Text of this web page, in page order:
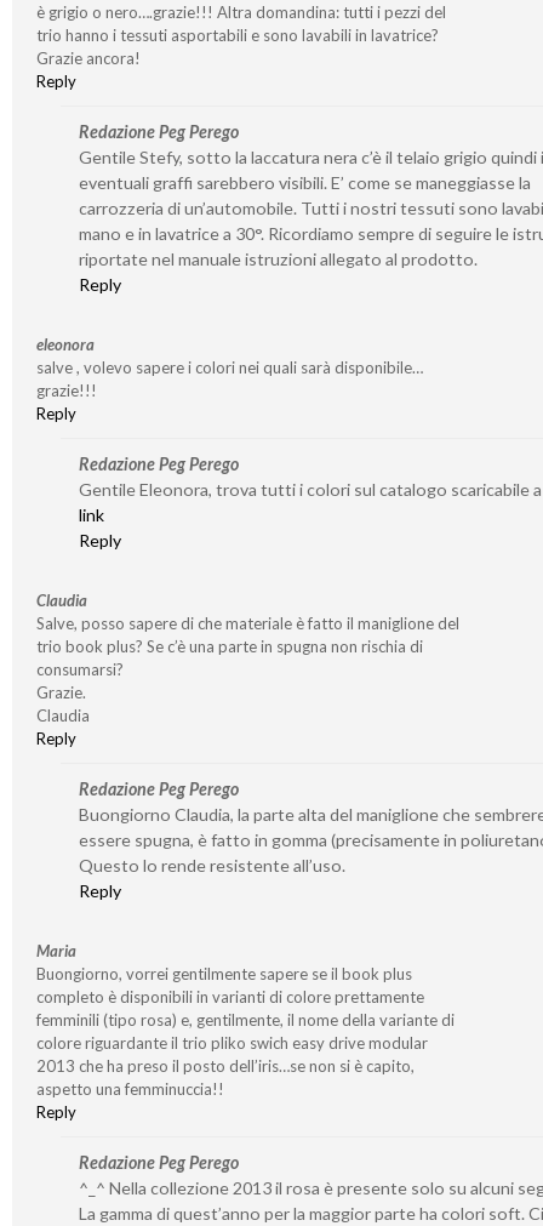
è grigio o nero….grazie!!! Altra domandina: tutti i pezzi del
trio hanno i tessuti asportabili e sono lavabili in lavatrice?
Grazie ancora!
Reply
Redazione Peg Perego
Gentile Stefy, sotto la laccatura nera c’è il telaio grigio
eventuali graffi sarebbero visibili. E’ come se maneggiasse la
carrozzeria di un’automobile. Tutti i nostri tessuti sono
mano e in lavatrice a 30°. Ricordiamo sempre di seguire le
riportate nel manuale istruzioni allegato al prodotto.
Reply
eleonora
salve , volevo sapere i colori nei quali sarà disponibile…
grazie!!!
Reply
Redazione Peg Perego
Gentile Eleonora, trova tutti i colori sul catalogo scaricabile
link
Reply
Claudia
Salve, posso sapere di che materiale è fatto il maniglione del
trio book plus? Se c’è una parte in spugna non rischia di
consumarsi?
Grazie.
Claudia
Reply
Redazione Peg Perego
Buongiorno Claudia, la parte alta del maniglione che
essere spugna, è fatto in gomma (precisamente in
Questo lo rende resistente all’uso.
Reply
Maria
Buongiorno, vorrei gentilmente sapere se il book plus
completo è disponibili in varianti di colore prettamente
femminili (tipo rosa) e, gentilmente, il nome della variante di
colore riguardante il trio pliko swich easy drive modular
2013 che ha preso il posto dell’iris…se non si è capito,
aspetto una femminuccia!!
Reply
Redazione Peg Perego
^_^ Nella collezione 2013 il rosa è presente solo su alcuni
La gamma di quest’anno per la maggior parte ha colori soft.